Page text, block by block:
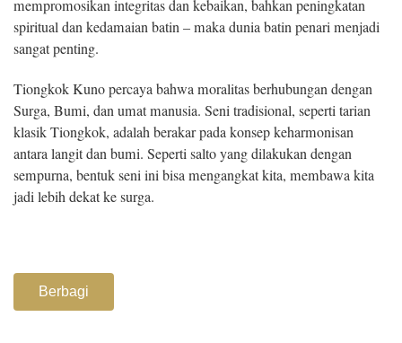
mempromosikan integritas dan kebaikan, bahkan peningkatan
spiritual dan kedamaian batin – maka dunia batin penari menjadi
sangat penting.
Tiongkok Kuno percaya bahwa moralitas berhubungan dengan
Surga, Bumi, dan umat manusia. Seni tradisional, seperti tarian
klasik Tiongkok, adalah berakar pada konsep keharmonisan
antara langit dan bumi. Seperti salto yang dilakukan dengan
sempurna, bentuk seni ini bisa mengangkat kita, membawa kita
jadi lebih dekat ke surga.
Berbagi